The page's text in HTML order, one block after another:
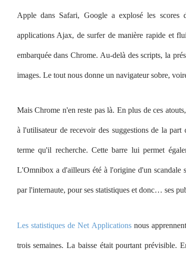
Apple dans Safari, Google a explosé les scores
applications Ajax, de surfer de manière rapide et
embarquée dans Chrome. Au-delà des scripts, la
images. Le tout nous donne un navigateur sobre,
Mais Chrome n'en reste pas là. En plus de ces
à l'utilisateur de recevoir des suggestions de la
terme qu'il recherche. Cette barre lui permet
L'Omnibox a d'ailleurs été à l'origine d'un scandale
par l'internaute, pour ses statistiques et donc… ses
Les statistiques de Net Applicationsnous
trois semaines. La baisse était pourtant prévisible.